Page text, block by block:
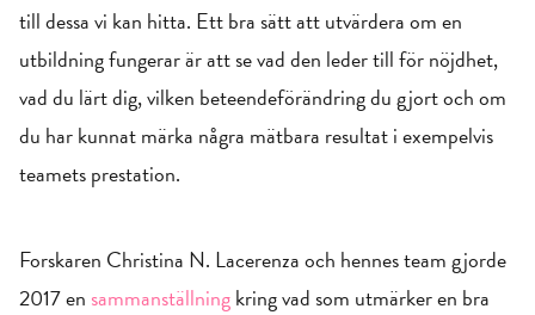
till dessa vi kan hitta. Ett bra sätt att utvärdera om en
utbildning fungerar är att se vad den leder till för nöjdhet,
vad du lärt dig, vilken beteendeförändring du gjort och om
du har kunnat märka några mätbara resultat i exempelvis
teamets prestation.
Forskaren Christina N. Lacerenza och hennes team gjorde
2017 en sammanställningkring vad som utmärker en bra